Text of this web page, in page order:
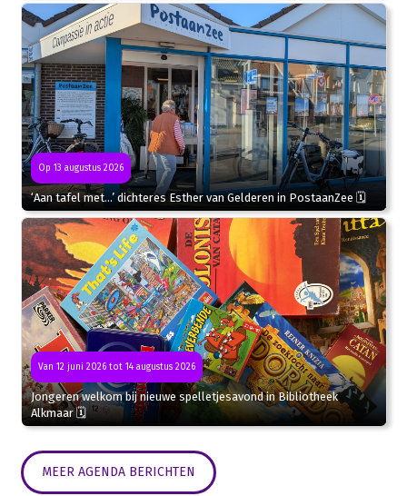
Op 13 augustus 2026
‘Aan tafel met…’ dichteres Esther van Gelderen in PostaanZee 🗓
Van 12 juni 2026 tot 14 augustus 2026
Jongeren welkom bij nieuwe spelletjesavond in Bibliotheek
Alkmaar 🗓
MEER AGENDA BERICHTEN